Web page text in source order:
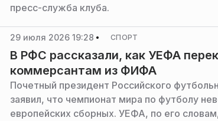
пресс-служба клуба.
29 июля 2026 19:28 СПОРТ
В РФС рассказали, как УЕФА
коммерсантам из ФИФА
Почетный президент Российского
заявил, что чемпионат мира по футболу
европейских сборных. УЕФА, по его